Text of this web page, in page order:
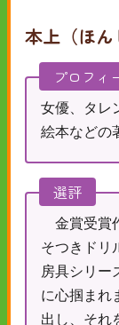
本上（ほ
プロフィ
女優、タレ
絵本などの
選評
金賞受賞
そつきドリ
房具シリー
に心掴まれ
出し、それ